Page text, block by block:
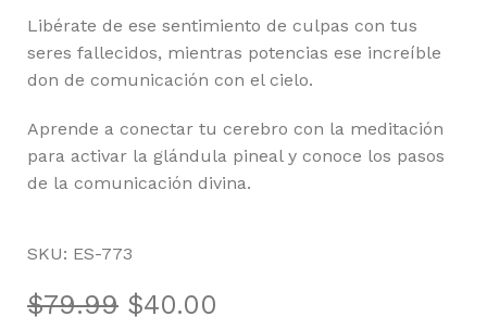
Libérate de ese sentimiento de culpas con tus
seres fallecidos, mientras potencias ese increíble
don de comunicación con el cielo.
Aprende a conectar tu cerebro con la meditación
para activar la glándula pineal y conoce los pasos
de la comunicación divina.
SKU: ES-773
$79.99 $40.00